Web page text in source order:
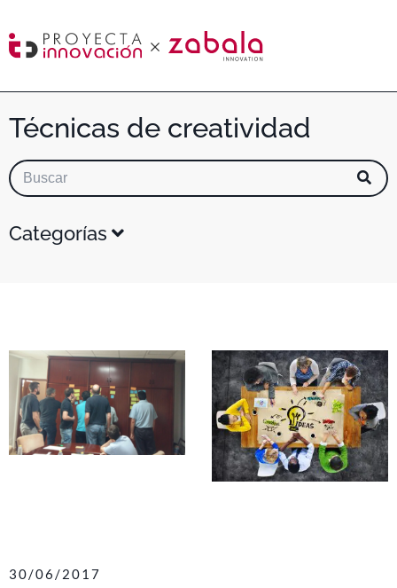
Técnicas de creatividad
Categorías
30/06/2017